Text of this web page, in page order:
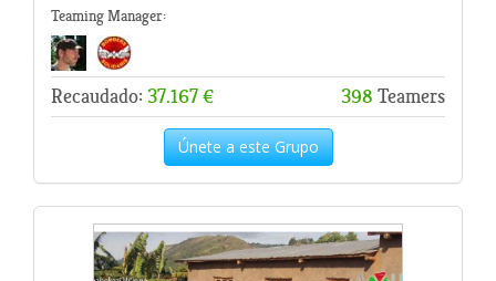
Teaming Manager:
Recaudado: 37.167 € 398 Teamers
Únete a este Grupo